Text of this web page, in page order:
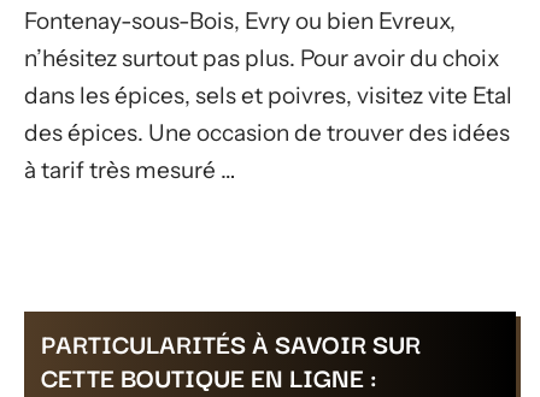
Fontenay-sous-Bois, Evry ou bien Evreux,
n’hésitez surtout pas plus. Pour avoir du choix
dans les épices, sels et poivres, visitez vite Etal
des épices. Une occasion de trouver des idées
à tarif très mesuré …
PARTICULARITÉS À SAVOIR SUR
CETTE BOUTIQUE EN LIGNE :